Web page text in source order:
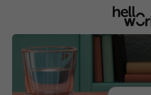
Effectuer une recherche d'emploi par localité